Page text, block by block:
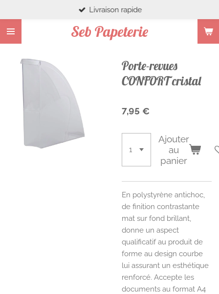
au
contenu
principal
Seb Papeterie
Livraison rapide
Porte-revues
CONFORT cristal
7,95 €
Ajouter
au
panier
En polystyrène antichoc,
de finition contrastante
mat sur fond brillant,
donne un aspect
qualificatif au produit de
forme au design courbe
lui assurant un esthétique
renforcé. Accepte les
documents au format A4